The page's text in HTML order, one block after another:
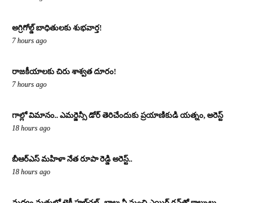
అగ్రిగోల్డ్ బాధితులకు శుభవార్త!
7 hours ago
రాజకీయాలకు చిరు శాశ్వత దూరం!
7 hours ago
గాల్లో విమానం.. ఎమర్జెన్సీ డోర్ తెరిచేందుకు ప్రయాణికుడి యత్నం, అరెస్ట్
18 hours ago
బీఆర్ఎస్ మహిళా నేత రూపా రెడ్డి అరెస్ట్..
18 hours ago